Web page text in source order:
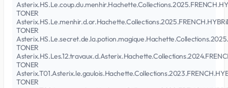
TONER
TONER
TONER
TONER
TONER